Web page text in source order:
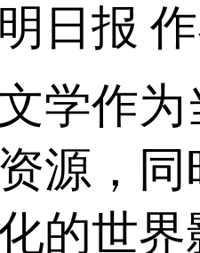
日报
作为
源，
的世